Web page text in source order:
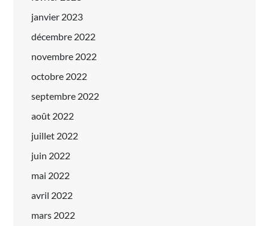
janvier 2023
décembre 2022
novembre 2022
octobre 2022
septembre 2022
août 2022
juillet 2022
juin 2022
mai 2022
avril 2022
mars 2022